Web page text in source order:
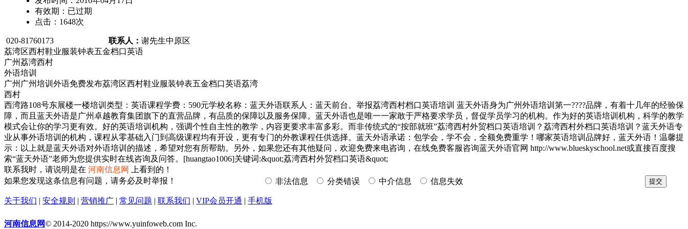
有效期： 已过期
点击： 1648次
020-81760173 联系人： 谢先生中原区
荔湾区西村鞋业服装钟表五金档口英语
广州荔湾西村
外语培训
广州广州培训外语免费发布荔湾区西村鞋业服装钟表五金档口英语荔湾
西村
西湾路108号东展楼一楼培训类型：英语课程学费：590元学校名称：蓝天外语联系人：蓝天前台。举报荔湾西村档口英语培训 蓝天外语身为广州外语培训第一????品牌，有着十几年的经验保
障，而且蓝天外语是广州卓越教育集团旗下的直营品牌，有品质的保障以及服务保障。蓝天外语也是唯一一家敢于严格要求学员，督促学员学习的机构。作为好的英语培训机构，科学的教学
模式会让你的学习更有效。好的英语培训机构，强调个性自主性的教学，内容更要求丰富多彩。而非传统式的“按部就班”荔湾西村外贸档口英语培训？荔湾西村外档口英语培训？蓝天外语专
业从事外语培训的机构，课程从零基础入门到高级课程均有开设，更有专门的外教课程任供选择。蓝天外语承诺：包学会，学不会，全额免费重学！哪家英语培训品牌好，蓝天外语！温馨提
示：以上就是蓝天外语对外语培训的描述，希望对您有所帮助。另外，如果您还有其他疑问，欢迎免费来电咨询，在线免费客服咨询蓝天外语官网 http://www.blueskyschool.net或直接百度搜
索“蓝天外语”老师为您提供实时在线咨询及问答。[huangtao1006]关键词:&quot;荔湾西村外贸档口英语&quot;
联系我时，请说明是在 河南信息网
上看到的！
如果您发现这条信息有问题，请务必及时举报！
非法信息 分类错误 中介信息 信息失效
关于我们 | 安全规则 | 营销推广 | 常见问题 | 联系我们 | VIP会员开通 | 手机版
河南信息网© 2014-2020 https://www.yuinfoweb.com Inc.